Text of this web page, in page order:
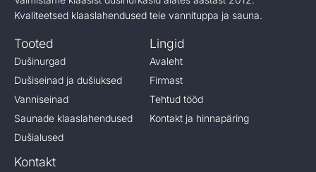
Kvaliteetsed klaaslahendused teie vannituppa ja sauna.
Tooted
Dušinurgad
Dušiseinad ja dušiuksed
Vanniseinad
Saunade klaaslahendused
Dušialused
Lingid
Avaleht
Firmast
Tehtud tööd
Kontakt ja hinnapäring
Kontakt